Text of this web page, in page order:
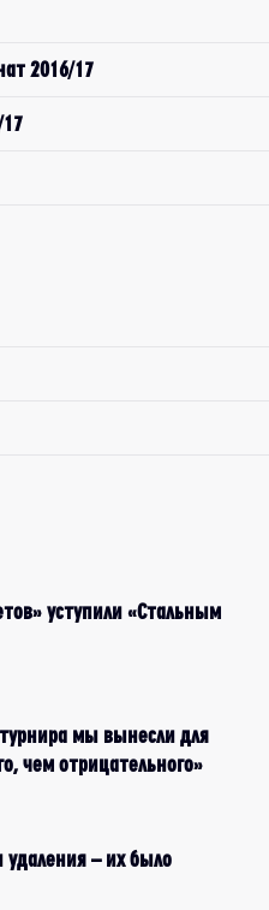
2016/17
уступили «Стальным
мы вынесли для
чем отрицательного»
удаления – их было